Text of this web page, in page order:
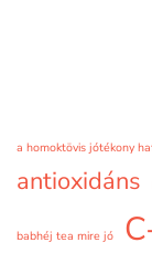
a homoktövis jótékony
antioxidáns
babhéj tea mire jó